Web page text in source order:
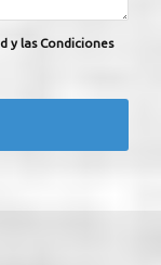
y las Condiciones